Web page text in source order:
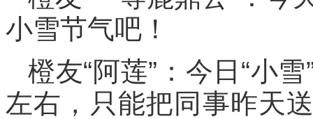
小雪节气吧！
橙友“阿莲”：今日“小
左右，只能把同事昨天